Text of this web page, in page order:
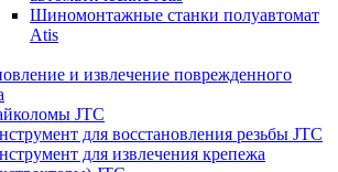
Шиномонтажные станки полуавтомат
Atis
и извлечение поврежденного
JTC
для восстановления резьбы JTC
для извлечения крепежа